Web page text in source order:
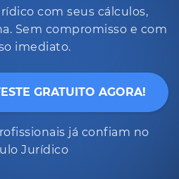
com seus cálculos,
Sem compromisso e com
imediato.
GRATUITO AGORA!
já confiam no
Jurídico